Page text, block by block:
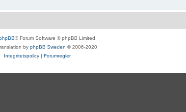
® Forum Software © phpBB Limited
by phpBB Sweden © 2006-2020
Integritetspolicy | Forumregler